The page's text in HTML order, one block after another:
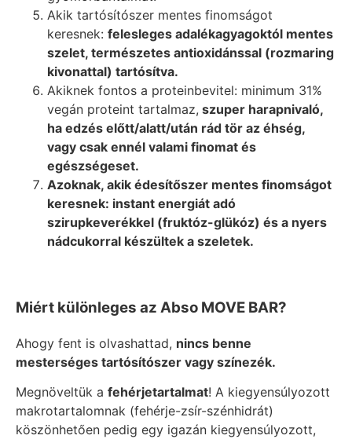
Akik tartósítószer mentes finomságot
keresnek: felesleges adalékagyagoktól mentes
szelet, természetes antioxidánssal (rozmaring
kivonattal) tartósítva.
Akiknek fontos a proteinbevitel: minimum 31%
vegán proteint tartalmaz, szuper harapnivaló,
ha edzés előtt/alatt/után rád tör az éhség,
vagy csak ennél valami finomat és
egészségeset.
Azoknak, akik édesítőszer mentes finomságot
keresnek: instant energiát adó
szirupkeverékkel (fruktóz-glükóz) és a nyers
nádcukorral készültek a szeletek.
Miért különleges az Abso MOVE BAR?
Ahogy fent is olvashattad, nincs benne
mesterséges tartósítószer vagy színezék.
Megnöveltük a fehérjetartalmat! A kiegyensúlyozott
makrotartalomnak (fehérje-zsír-szénhidrát)
köszönhetően pedig egy igazán kiegyensúlyozott,